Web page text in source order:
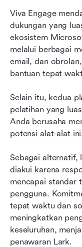
Viva Engage
dukungan yang
ekosistem
melalui berbagai
email, dan
bantuan tepat
Selain itu, kedua
pelatihan yang
Anda berusaha
potensi alat-alat
Sebagai alternatif,
diakui karena
mencapai standar
pengguna.
tepat waktu dan
meningkatkan
keseluruhan,
penawaran Lark.